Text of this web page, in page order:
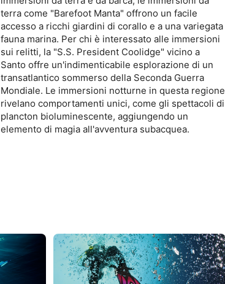
terra come "Barefoot Manta" offrono un facile
accesso a ricchi giardini di corallo e a una variegata
fauna marina. Per chi è interessato alle immersioni
sui relitti, la "S.S. President Coolidge" vicino a
Santo offre un'indimenticabile esplorazione di un
transatlantico sommerso della Seconda Guerra
Mondiale. Le immersioni notturne in questa regione
rivelano comportamenti unici, come gli spettacoli di
plancton bioluminescente, aggiungendo un
elemento di magia all'avventura subacquea.